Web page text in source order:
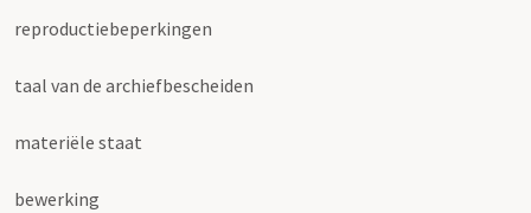
reproductiebeperkingen
taal van de archiefbescheiden
materiële staat
bewerking